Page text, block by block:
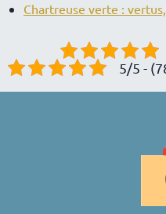
Chartreuse verte :
5/5 -